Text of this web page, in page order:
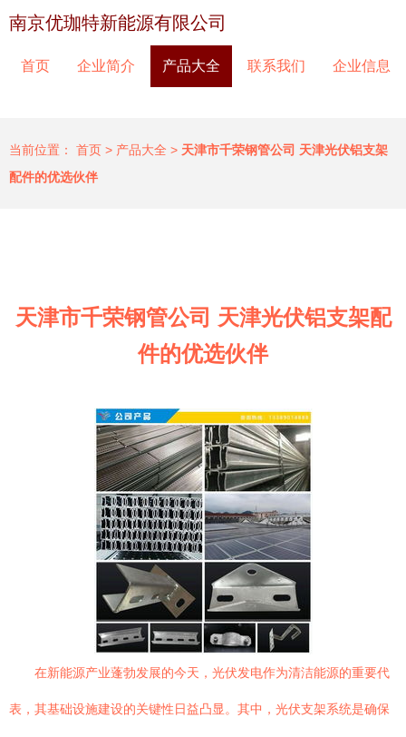
南京优珈特新能源有限公司
首页 企业简介 产品大全 联系我们 企业信息
当前位置： 首页 > 产品大全 > 天津市千荣钢管公司 天津光伏铝支架
配件的优选伙伴
天津市千荣钢管公司 天津光伏铝支架配
件的优选伙伴
在新能源产业蓬勃发展的今天，光伏发电作为清洁能源的重要代
表，其基础设施建设的关键性日益凸显。其中，光伏支架系统是确保